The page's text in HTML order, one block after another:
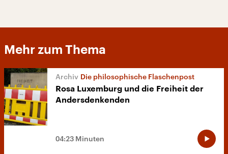
Mehr zum Thema
Die philosophische Flaschenpost
Rosa Luxemburg und die Freiheit der
Andersdenkenden
04:23 Minuten